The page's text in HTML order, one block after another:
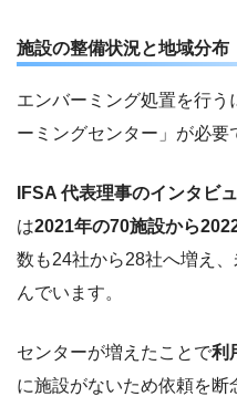
施設の整備状況と地域分布
エンバーミング処置を行
ーミングセンター」が必要
IFSA 代表理事のインタビ
は2021年の70施設から
数も24社から28社へ増え
んでいます。
センターが増えたことで利
に施設がないため依頼を